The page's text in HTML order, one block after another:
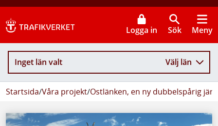
Logga in Sök Meny
Inget län valt Välj län
Startsida/Våra projekt/Ostlänken, en ny dubbelspårig